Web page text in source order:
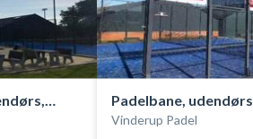
Padelbane, udendørs,
double
Vinderup Padel